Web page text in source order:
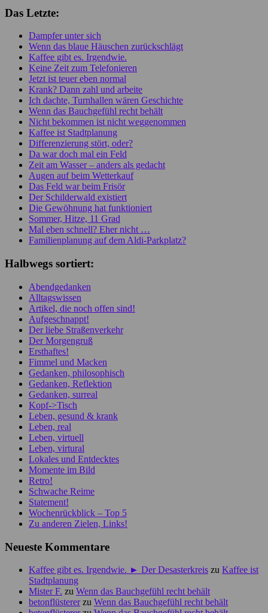
Das Letzte:
Dampfer unter sich
Wenn das blaue Häuschen zurückschlägt
Kaffee gibt es. Irgendwie.
Keine Zeit zum Telefonieren
Jetzt ist teuer eben normal
Krank? Dann zahl und arbeite
Ich dachte, Turnhallen wären Geschichte
Wenn das Bauchgefühl recht behält
Nicht bekommen ist nicht weggenommen
Kaffee ist Stadtplanung
Differenzierung stört, oder?
Da war doch mal ein Feld
Zeit am Wasser – anders als gedacht
Augen auf beim Wetterkauf
Das Feld war beim Frisör
Der Schilderwald existiert
Die Gewöhnung hat funktioniert
Sommer, Hitze, 11 Grad
Mal eben schnell? Eher nicht …
Familienplanung auf dem Aldi-Parkplatz?
Halbwegs sortiert:
Abendgedanken
Alltagswissen
Artikel, die noch offen sind!
Aufgeschnappt!
Der liebe Straßenverkehr
Der Morgengruß
Ersthaftes!
Fimmel und Macken
Gedanken, philosophisch
Gedanken, Reflektion
Gedanken, surreal
Kopf->Tisch
Leben, gesund & krank
Leben, real
Leben, virtuell
Leben, virtural
Lokales und Entdecktes
Momente im Bild
Retro!
Schwache Reime
Statement!
Wochenrückblick – Top 5
Zu anderen Zielen, Links!
Neueste Kommentare
Kaffee gibt es. Irgendwie. ► Der Desasterkreis zu Kaffee ist
Stadtplanung
Mister F. zu Wenn das Bauchgefühl recht behält
betonflüstererzu Wenn das Bauchgefühl recht behält